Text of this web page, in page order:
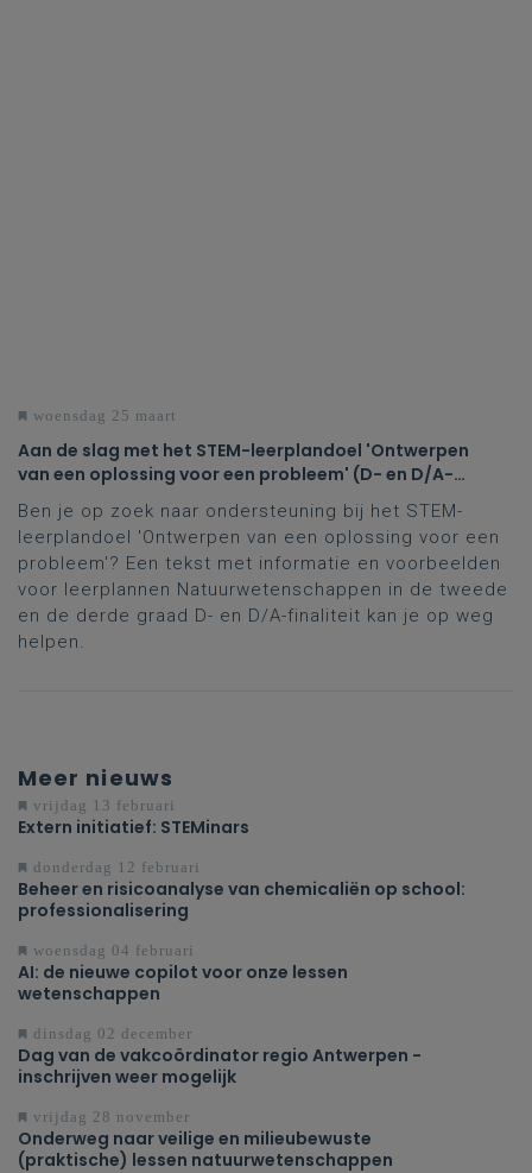
woensdag 25 maart
Aan de slag met het STEM-leerplandoel 'Ontwerpen
van een oplossing voor een probleem' (D- en D/A-
Ben je op zoek naar ondersteuning bij het STEM-
leerplandoel 'Ontwerpen van een oplossing voor een
probleem'? Een tekst met informatie en voorbeelden
voor leerplannen Natuurwetenschappen in de tweede
en de derde graad D- en D/A-finaliteit kan je op weg
helpen.
Meer nieuws
vrijdag 13 februari
Extern initiatief: STEMinars
donderdag 12 februari
Beheer en risicoanalyse van chemicaliën op school:
professionalisering
woensdag 04 februari
AI: de nieuwe copilot voor onze lessen
wetenschappen
dinsdag 02 december
Dag van de vakcoördinator regio Antwerpen -
inschrijven weer mogelijk
vrijdag 28 november
Onderweg naar veilige en milieubewuste
(praktische) lessen natuurwetenschappen